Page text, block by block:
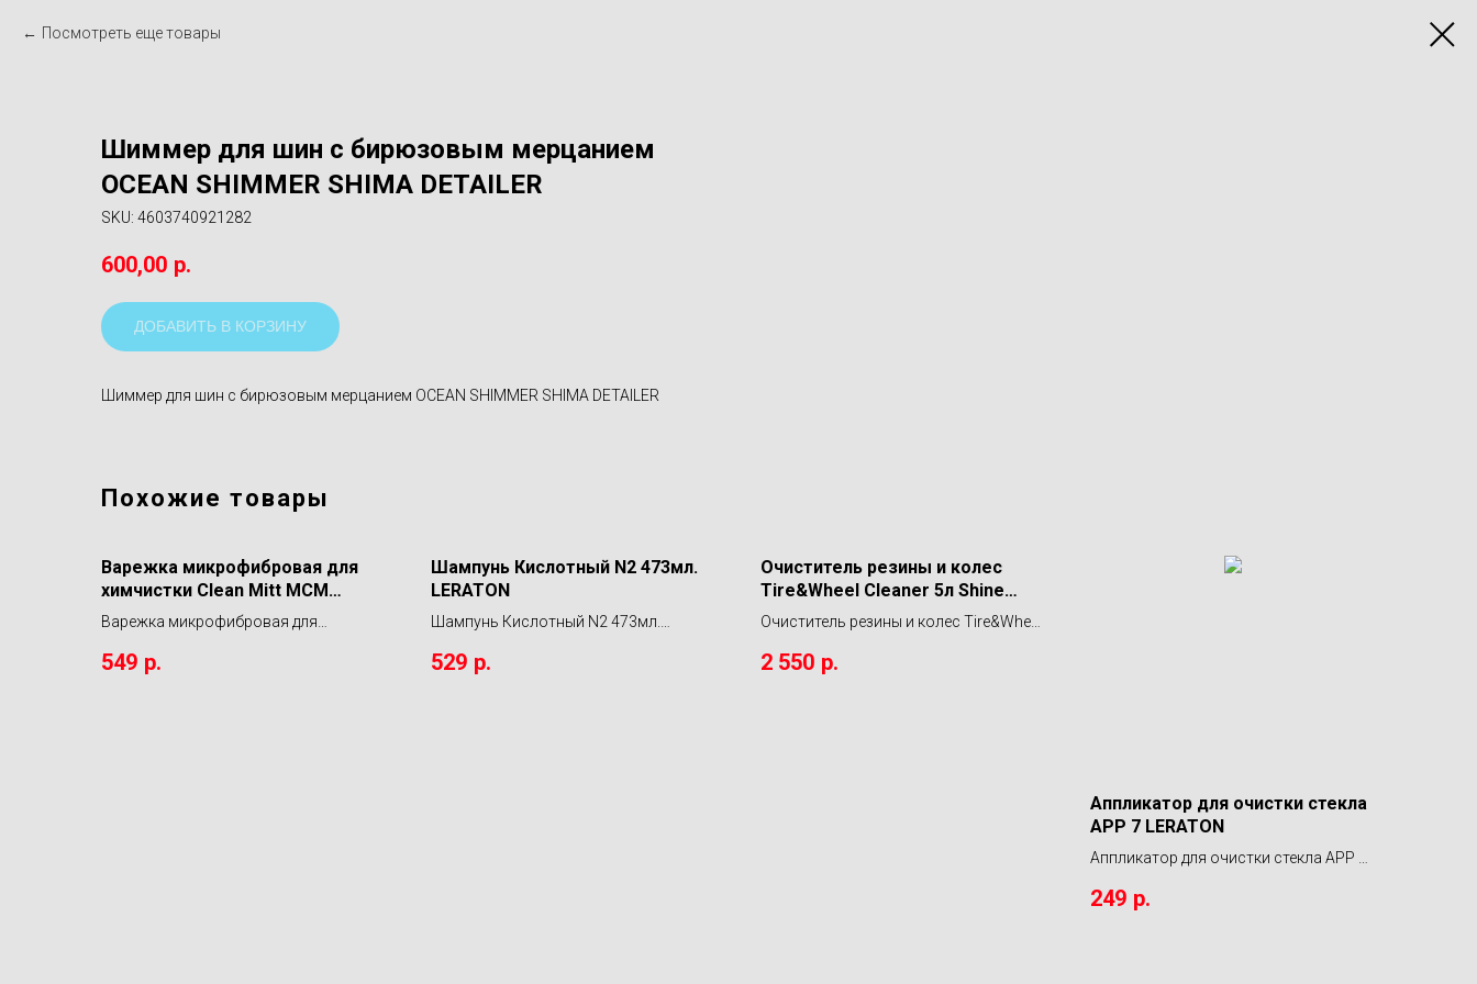
Посмотреть еще товары
Шиммер для шин с бирюзовым мерцанием
OCEAN SHIMMER SHIMA DETAILER
SKU: 4603740921282
600,00 р.
ДОБАВИТЬ В КОРЗИНУ
Шиммер для шин с бирюзовым мерцанием OCEAN SHIMMER SHIMA DETAILER
Похожие товары
Варежка микрофибровая для
химчистки Clean Mitt MCM
LERATON
Варежка микрофибровая для
549 р.
Шампунь Кислотный N2 473мл.
LERATON
Шампунь Кислотный N2 473мл.
529 р.
Очиститель резины и колес
Tire&Wheel Cleaner 5л Shine
Systems
Очиститель резины и колес Tire&Wheel
2 550 р.
Аппликатор для очистки стекла
APP 7 LERATON
Аппликатор для очистки стекла APP 7
249 р.